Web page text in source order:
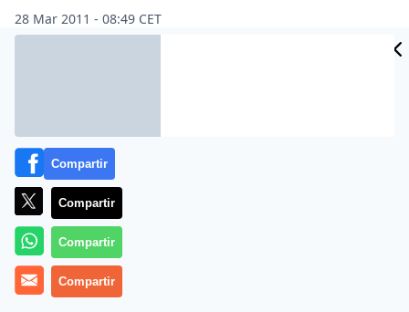
28 Mar 2011 - 08:49 CET
Compartir
Compartir
Compartir
Compartir